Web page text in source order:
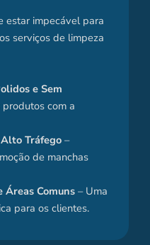
estar impecável para
serviços de limpeza
e Sem
com a
Tráfego –
de manchas
Áreas Comuns – Uma
para os clientes.